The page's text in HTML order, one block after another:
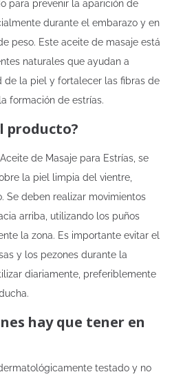
para prevenir la aparición de
durante el embarazo y en
peso. Este aceite de masaje está
naturales que ayudan a
de la piel y fortalecer las fibras de
formación de estrías.
producto?
de Masaje para Estrías, se
la piel limpia del vientre,
Se deben realizar movimientos
arriba, utilizando los puños
la zona. Es importante evitar el
y los pezones durante la
diariamente, preferiblemente
hay que tener en
testado y no